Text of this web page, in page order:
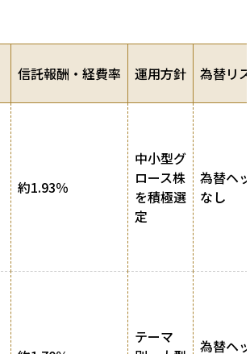
信託報酬・経費率 運用方針 為替リ
約1.93％
中小型グ
ロース株
を積極選
定
為替ヘ
なし
テーマ
為替ヘ